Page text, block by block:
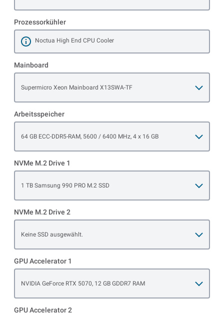
Prozessorkühler
Noctua High End CPU Cooler
Mainboard
Supermicro Xeon Mainboard X13SWA-TF
Arbeitsspeicher
64 GB ECC-DDR5-RAM, 5600 / 6400 MHz, 4 x 16 GB
NVMe M.2 Drive 1
1 TB Samsung 990 PRO M.2 SSD
NVMe M.2 Drive 2
Keine SSD ausgewählt.
GPU Accelerator 1
NVIDIA GeForce RTX 5070, 12 GB GDDR7 RAM
GPU Accelerator 2